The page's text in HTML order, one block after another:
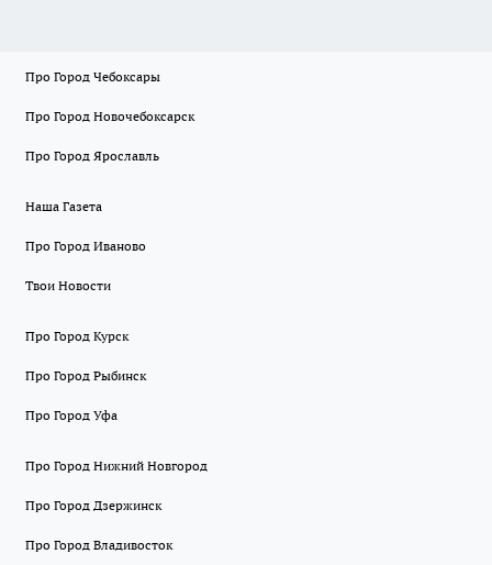
Про Город Чебоксары
Про Город Новочебоксарск
Про Город Ярославль
Наша Газета
Про Город Иваново
Твои Новости
Про Город Курск
Про Город Рыбинск
Про Город Уфа
Про Город Нижний Новгород
Про Город Дзержинск
Про Город Владивосток